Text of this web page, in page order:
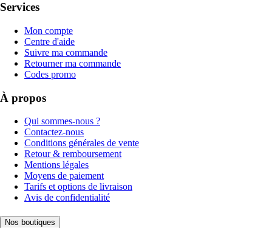
Services
Mon compte
Centre d'aide
Suivre ma commande
Retourner ma commande
Codes promo
À propos
Qui sommes-nous ?
Contactez-nous
Conditions générales de vente
Retour & remboursement
Mentions légales
Moyens de paiement
Tarifs et options de livraison
Avis de confidentialité
Nos boutiques